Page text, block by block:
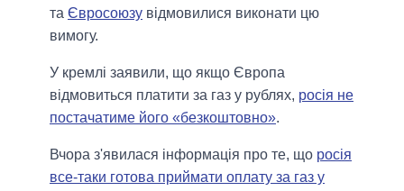
та Євросоюзу відмовилися виконати цю
вимогу.
У кремлі заявили, що якщо Європа
відмовиться платити за газ у рублях, росія не
постачатиме його «безкоштовно».
Вчора з'явилася інформація про те, що росія
все-таки готова приймати оплату за газ у